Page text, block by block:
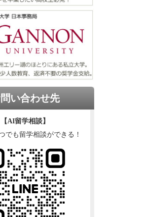
い合わせ先
【AI留学相談】
でも留学相談ができる！